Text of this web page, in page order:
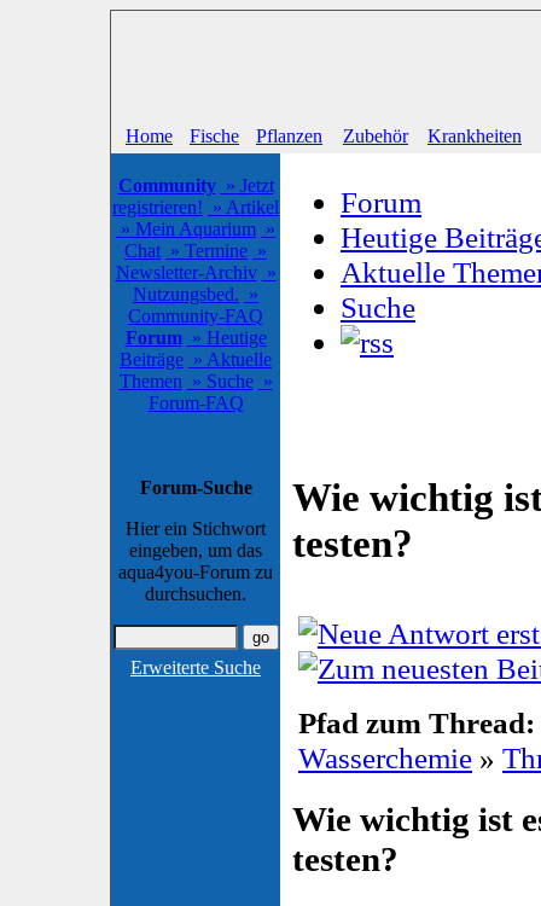
Home Fische Pflanzen Zubehör Krankheiten
Community » Jetzt
registrieren! » Artikel
» Mein Aquarium »
Chat » Termine »
Newsletter-Archiv »
Nutzungsbed. »
Community-FAQ
Forum » Heutige
Beiträge » Aktuelle
Themen » Suche »
Forum-FAQ
Forum-Suche
Hier ein Stichwort
eingeben, um das
aqua4you-Forum zu
durchsuchen.
Erweiterte Suche
Forum
Heutige
Aktuelle
Suche
Wie wichtig
testen?
Pfad zum Thread:
Wasserchemie »
Wie wichtig ist
testen?